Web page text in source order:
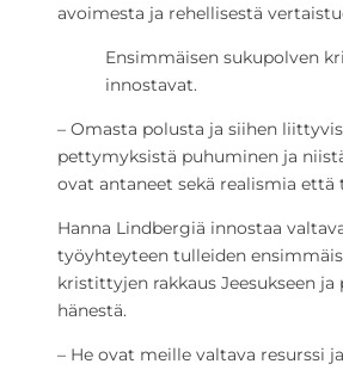
avoimesta ja rehellisestä
Ensimmäisen sukupolven
innostavat.
– Omasta polusta ja siihen
pettymyksistä puhuminen ja
ovat antaneet sekä realismia että
Hanna Lindbergiä innostaa
työyhteyteen tulleiden
kristittyjen rakkaus Jeesukseen ja
hänestä.
– He ovat meille valtava resurssi